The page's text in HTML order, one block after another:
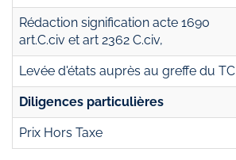
Rédaction signification acte 1690
art.C.civ et art 2362 C.civ,
Levée d'états auprès au greffe du TC
Diligences particulières
Prix Hors Taxe